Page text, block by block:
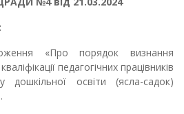
«Про порядок визнання
педагогічних працівників
дошкільної освіти (ясла-садок)